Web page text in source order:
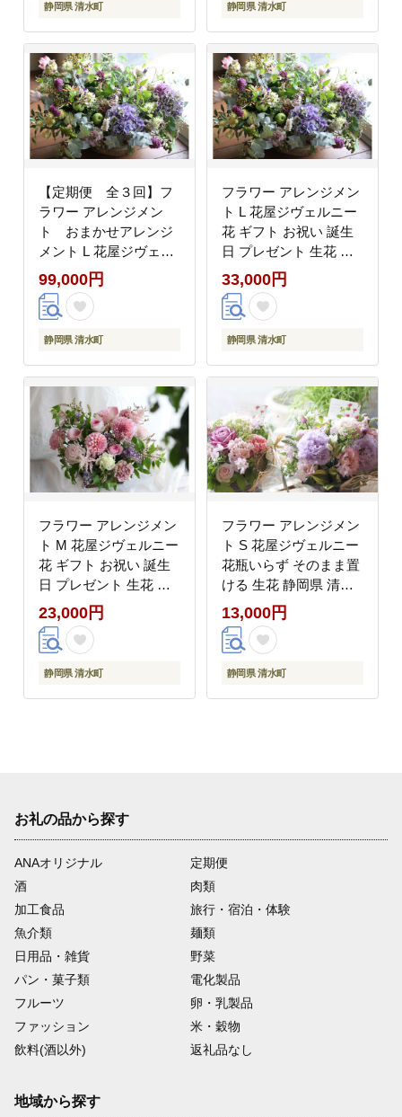
静岡県 清水町 静岡県 清水町
【定期便 全３回】フ
ラワー アレンジメン
ト おまかせアレンジ
メント L 花屋ジヴェル
ニー 花 ギフト お祝い
誕生日 プレゼント 生花
静岡県 清水町 生花 可
99,000円
静岡県 清水町
フラワー アレンジメン
ト L 花屋ジヴェルニー
花 ギフト お祝い 誕生
日 プレゼント 生花 静
岡県 清水町 生花 可愛
い 祝い 米寿
33,000円
静岡県 清水町
フラワー アレンジメン
ト M 花屋ジヴェルニー
花 ギフト お祝い 誕生
日 プレゼント 生花 静
岡県 清水町 可愛い 寿
23,000円
静岡県 清水町
フラワー アレンジメン
ト S 花屋ジヴェルニー
花瓶いらず そのまま置
ける 生花 静岡県 清水
町 かわいい おしゃれ
季節
13,000円
静岡県 清水町
お礼の品から探す
ANAオリジナル
定期便
酒
肉類
加工食品
旅行・宿泊・体験
魚介類
麺類
日用品・雑貨
野菜
パン・菓子類
電化製品
フルーツ
卵・乳製品
ファッション
米・穀物
飲料(酒以外)
返礼品なし
地域から探す